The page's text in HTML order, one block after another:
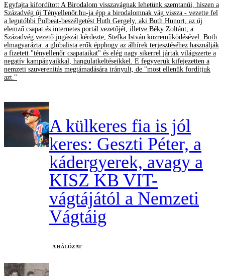
Egyfajta kifordított A Birodalom visszavágnak lehetünk szemtanúi, hiszen a
Századvég új Tényellenőr.hu-ja épp a birodalomnak vág vissza - vezette fel
a legutóbbi Polbeat-beszélgetést Huth Gergely, aki Both Hunort, az új
elemző csapat és internetes portál vezetőjét, illetve Béky Zoltánt, a
Századvég vezető jogászát kérdezte, Stefka István közreműködésével. Both
elmagyarázta: a globalista erők épphogy az álhírek terjesztéséhez használják
a fizetett "tényellenőr csapataikat" és elég nagy sikerrel jártak világszerte a
negatív kampányaikkal, hangulatkeltéseikkel. E fegyverük kifejezetten a
nemzeti szuverenitás megtámadására irányult, de "most ellenük fordítjuk
azt."
A külkeres fia is jól
keres: Geszti Péter, a
kádergyerek, avagy a
KISZ KB VIT-
vágtájától a Nemzeti
Vágtáig
A HÁLÓZAT